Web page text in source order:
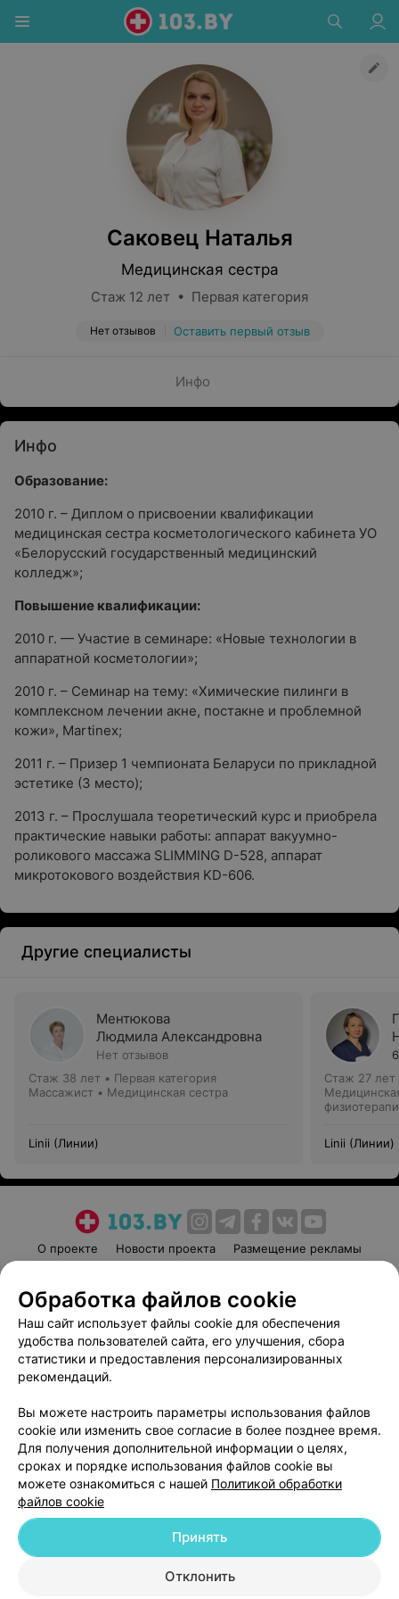
Саковец Наталья
Медицинская сестра
Стаж 12 лет • Первая категория
Нет отзывов Оставить первый отзыв
Инфо
Инфо
Образование:
2010 г. – Диплом о присвоении квалификации
медицинская сестра косметологического кабинета УO
«Белорусский государственный медицинский
колледж»;
Повышение квалификации:
2010 г. — Участие в семинаре: «Новые технологии в
аппаратной косметологии»;
2010 г. – Семинар на тему: «Химические пилинги в
комплексном лечении акне, постакне и проблемной
кожи», Martinex;
2011 г. – Призер 1 чемпионата Беларуси по прикладной
эстетике (3 место);
2013 г. – Прослушала теоретический курс и приобрела
практические навыки работы: аппарат вакуумно-
роликового массажа SLIMMING D-528, аппарат
микротокового воздействия KD-606.
Другие специалисты
Ментюкова
Людмила Александровна
Нет отзывов
Стаж 38 лет • Первая категория
Массажист • Медицинская сестра
Linii (Линии)
Стаж 27 лет
Linii (Линии)
О проекте Новости проекта
Размещение рекламы
Пользовательское соглашение
Способы оплаты
Вакансии
Партнеры
Написать руководителю 103.by
Обработка персональных данных
© 2026 ООО «Артокс Лаб», УНП 191700409
| 220012, Республика Беларусь,
Обработка файлов cookie
Наш сайт использует файлы cookie для обеспечения
удобства пользователей сайта, его улучшения, сбора
статистики и предоставления персонализированных
рекомендаций.
Вы можете настроить параметры использования файлов
cookie или изменить свое согласие в более позднее время.
Для получения дополнительной информации о целях,
сроках и порядке использования файлов cookie вы
можете ознакомиться с нашей Политикой обработки
файлов cookie
Отклонить
Принять